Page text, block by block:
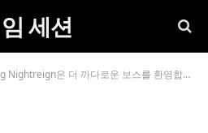
세션
Nightreign은 더 까다로운 보스를 환영합니다